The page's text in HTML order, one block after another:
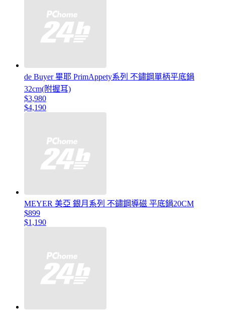
de Buyer 畢耶 PrimAppety系列 不鏽鋼單柄平底鍋
32cm(附握耳)
$3,980
$4,190
MEYER 美亞 銀月系列 不鏽鋼導磁 平底鍋20CM
$899
$1,190